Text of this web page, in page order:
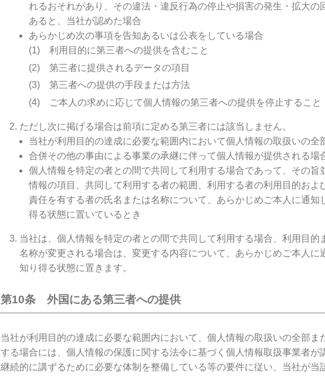
れるおそれがあり、その違法・違反行為の停止や損害の発生・拡大の
あると、当社が認めた場合
あらかじめ次の事項を告知あるいは公表をしている場合
利用目的に第三者への提供を含むこと
第三者に提供されるデータの項目
第三者への提供の手段または方法
ご本人の求めに応じて個人情報の第三者への提供を停止すること
ただし次に掲げる場合は前項に定める第三者には該当しません。
当社が利用目的の達成に必要な範囲内において個人情報の取扱いの全
合併その他の事由による事業の承継に伴って個人情報が提供される場
個人情報を特定の者との間で共同して利用する場合であって、その旨
情報の項目、共同して利用する者の範囲、利用する者の利用目的およ
責任を有する者の氏名または名称について、あらかじめご本人に通知
得る状態に置いているとき
当社は、個人情報を特定の者との間で共同して利用する場合、利用目的
名称が変更される場合は、変更する内容について、あらかじめご本人に
知り得る状態に置きます。
第10条 外国にある第三者への提供
当社が利用目的の達成に必要な範囲内において、個人情報の取扱いの全部ま
する場合には、個人情報の保護に関する法令に基づく個人情報取扱事業者が
継続的に講ずるために必要な体制を整備している等の要件に従い、当社が当